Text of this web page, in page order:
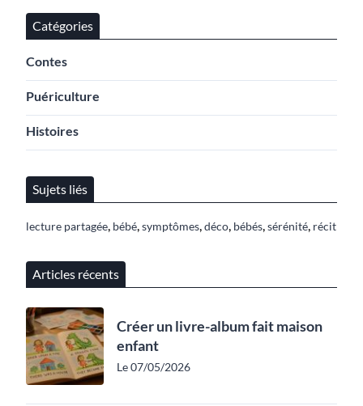
Catégories
Contes
Puériculture
Histoires
Sujets liés
lecture partagée, bébé,symptômes,déco, bébés,sérénité, récit
Articles récents
Créer un livre-album fait maison
enfant
Le 07/05/2026